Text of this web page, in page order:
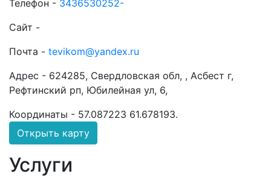
Телефон - 3436530252-
Сайт -
Почта - tevikom@yandex.ru
Адрес - 624285, Свердловская обл, , Асбест г,
Рефтинский рп, Юбилейная ул, 6,
Координаты - 57.087223 61.678193.
Открыть карту
Услуги